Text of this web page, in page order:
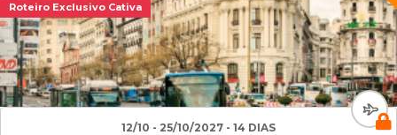
Roteiro Exclusivo Cativa
12/10 - 25/10/2027 - 14 DIAS